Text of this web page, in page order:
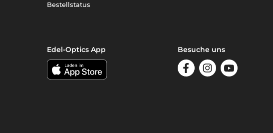
Bestellstatus
Edel-Optics App Besuche uns